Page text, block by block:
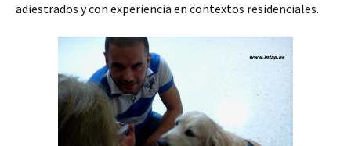
adiestrados y con experiencia en contextos residenciales.